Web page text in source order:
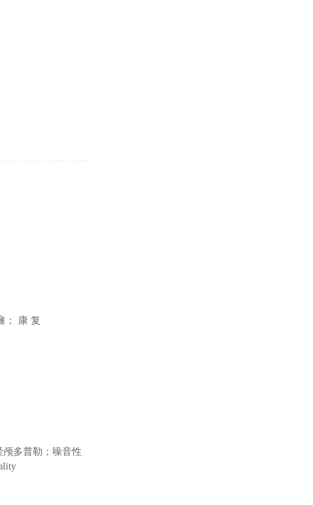
； 康 复
颅多普勒；噪音性